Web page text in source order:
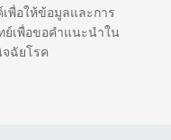
พื่อให้ข้อมูลและการ
ย์เพื่อขอคำแนะนำใน
จฉัยโรค